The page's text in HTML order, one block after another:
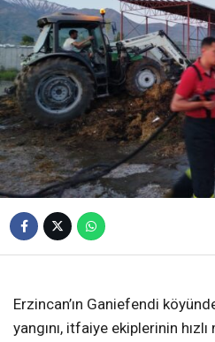
Erzincan’ın Ganiefendi
yangını, itfaiye ekiplerinin